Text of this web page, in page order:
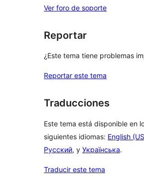
Ver foro de soporte
Reportar
¿Este tema tiene problemas
Reportar este tema
Traducciones
Este tema está disponible en
siguientes idiomas: English
Русский, y Українська.
Traducir este tema